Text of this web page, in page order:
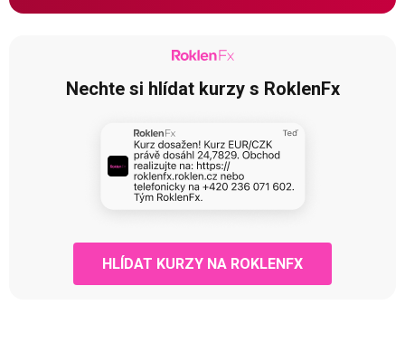
Nechte si hlídat kurzy s RoklenFx
HLÍDAT KURZY NA ROKLENFX